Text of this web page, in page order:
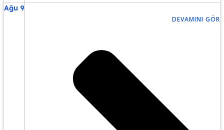
Ağu 9
DEVAMINI GÖR